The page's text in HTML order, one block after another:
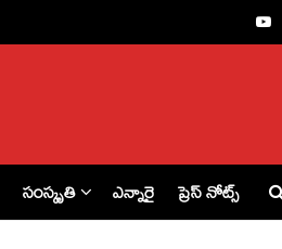
సంస్కృతి ఎన్నారై ప్రెస్ నోట్స్